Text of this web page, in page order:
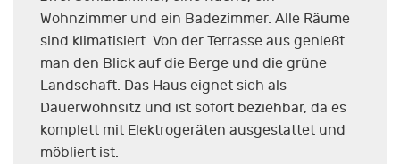
Wohnzimmer und ein Badezimmer. Alle Räume
sind klimatisiert. Von der Terrasse aus genießt
man den Blick auf die Berge und die grüne
Landschaft. Das Haus eignet sich als
Dauerwohnsitz und ist sofort beziehbar, da es
komplett mit Elektrogeräten ausgestattet und
möbliert ist.